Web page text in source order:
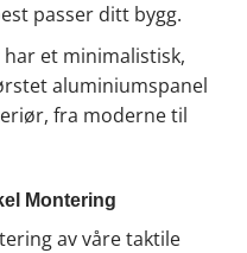
passer ditt bygg.
har et minimalistisk,
aluminiumspanel
fra moderne til
Montering
av våre taktile